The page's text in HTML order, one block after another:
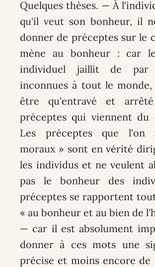
Quelques thèses. — À
qu'il veut son bonheur, il
donner de préceptes sur le
mène au bonheur : car
individuel jaillit de
inconnues à tout le
être qu'entravé et
préceptes qui viennent du
Les préceptes que l'on
moraux » sont en vérité
les individus et ne veulent
pas le bonheur des
préceptes se rapportent
« au bonheur et au bien de
— car il est absolument
donner à ces mots une
précise et moins encore de